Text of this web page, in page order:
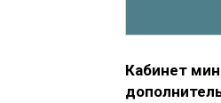
Кабинет